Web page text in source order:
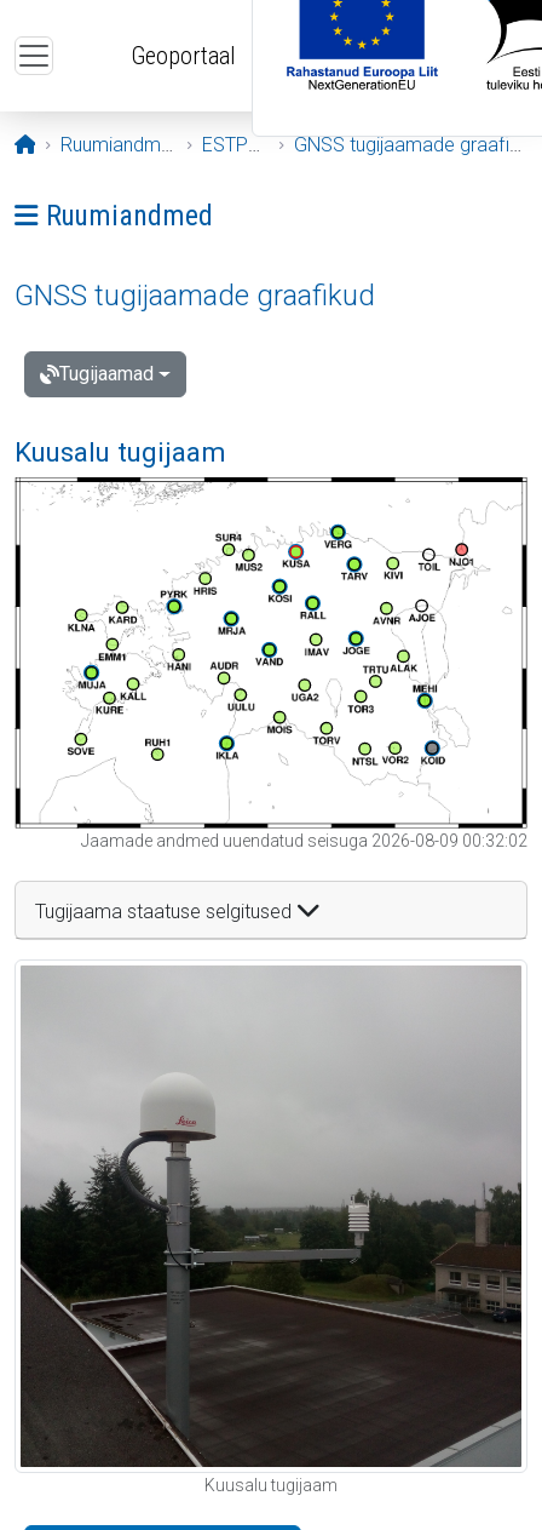
Geoportaal
Avaleht
Ruumiandmed ESTPOS GNSS tugijaamade graafikud
Ava menüü: Ruumiandmed
Ruumiandmed
GNSS tugijaamade graafikud
Tugijaamad
Kuusalu tugijaam
Jaamade andmed uuendatud seisuga 2026-08-09 00:32:02
Tugijaama staatuse selgitused
Kuusalu tugijaam